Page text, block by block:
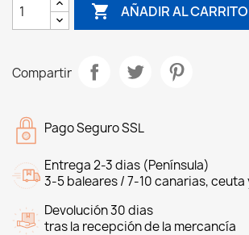
 AÑADIR AL CARRITO
Compartir
Pago Seguro SSL
Entrega 2-3 dias (Península)
3-5 baleares / 7-10 canarias, ceuta
Devolución 30 dias
tras la recepción de la mercancía